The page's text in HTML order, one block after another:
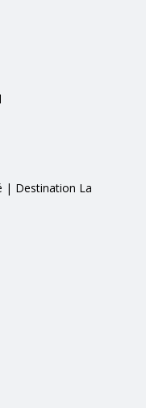
| Destination La